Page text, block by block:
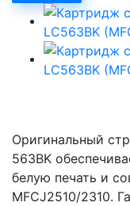
Оригинальный
563BK
белую печать и
MFCJ2510/2310.